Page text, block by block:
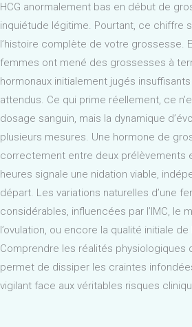
HCG anormalement bas en début de
inquiétude légitime. Pourtant, ce chiffre
l’histoire complète de votre grossesse.
femmes ont mené des grossesses à
hormonaux initialement jugés
attendus. Ce qui prime réellement, ce
dosage sanguin, mais la dynamique
plusieurs mesures. Une hormone de
correctement entre deux prélèvements
heures signale une nidation viable,
départ. Les variations naturelles d’une
considérables, influencées par l’IMC, le
l’ovulation, ou encore la qualité initiale
Comprendre les réalités physiologiques
permet de dissiper les craintes
vigilant face aux véritables risques